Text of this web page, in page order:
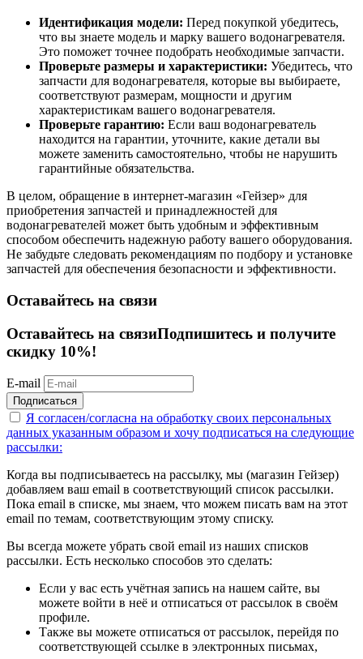
Идентификация модели: Перед покупкой убедитесь,
что вы знаете модель и марку вашего водонагревателя.
Это поможет точнее подобрать необходимые запчасти.
Проверьте размеры и характеристики: Убедитесь, что
запчасти для водонагревателя, которые вы выбираете,
соответствуют размерам, мощности и другим
характеристикам вашего водонагревателя.
Проверьте гарантию: Если ваш водонагреватель
находится на гарантии, уточните, какие детали вы
можете заменить самостоятельно, чтобы не нарушить
гарантийные обязательства.
В целом, обращение в интернет-магазин «Гейзер» для
приобретения запчастей и принадлежностей для
водонагревателей может быть удобным и эффективным
способом обеспечить надежную работу вашего оборудования.
Не забудьте следовать рекомендациям по подбору и установке
запчастей для обеспечения безопасности и эффективности.
Оставайтесь на связи
Оставайтесь на связиПодпишитесь и получите
скидку 10%!
E-mail
Подписаться
Я согласен/согласна на обработку своих персональных
данных указанным образом и хочу подписаться на следующие
рассылки:
Когда вы подписываетесь на рассылку, мы (магазин Гейзер)
добавляем ваш email в соответствующий список рассылки.
Пока email в списке, мы знаем, что можем писать вам на этот
email по темам, соответствующим этому списку.
Вы всегда можете убрать свой email из наших списков
рассылки. Есть несколько способов это сделать:
Если у вас есть учётная запись на нашем сайте, вы
можете войти в неё и отписаться от рассылок в своём
профиле.
Также вы можете отписаться от рассылок, перейдя по
соответствующей ссылке в электронных письмах,